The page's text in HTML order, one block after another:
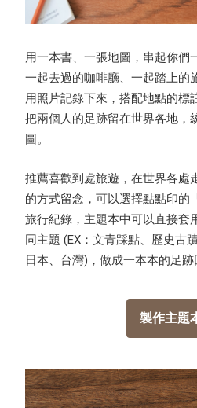
用一本書、一張地圖，串起你們
一起去過的咖啡廳、一起踏上的
用照片記錄下來，搭配地點的標
把兩個人的足跡留在世界各地，
圖。
推薦喜歡到處旅遊，在世界各處
的方式留念，可以選擇點點印的
旅行紀錄，主題本中可以直接套
同主題 (EX：文青踩點、歷史古
日本、台灣)，做成一本本的足跡
製作主題